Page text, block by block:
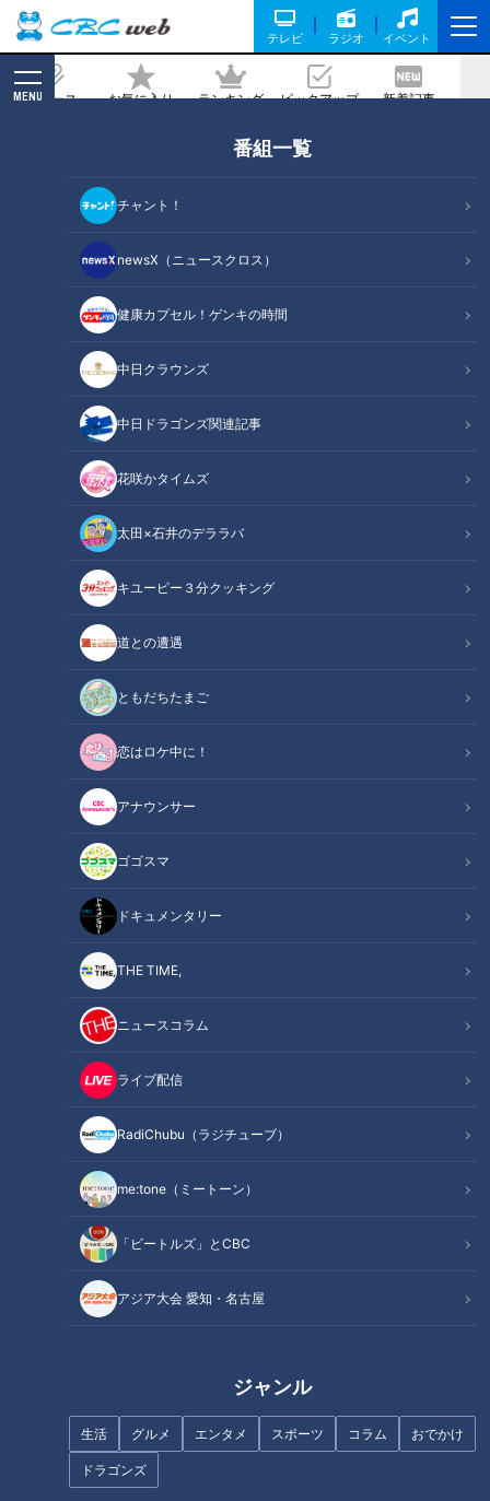
テレビ ラジオ イベント
ニュース お気に入り ランキング ピックアップ 新着記事
MENU
番組一覧
チャント！
newsX（ニュースクロス）
健康カプセル！ゲンキの時間
中日クラウンズ
中日ドラゴンズ関連記事
花咲かタイムズ
太田×石井のデララバ
キユーピー３分クッキング
道との遭遇
ともだちたまご
恋はロケ中に！
アナウンサー
ゴゴスマ
ドキュメンタリー
THE TIME,
ニュースコラム
ライブ配信
RadiChubu（ラジチューブ）
me:tone（ミートーン）
「ビートルズ」とCBC
アジア大会 愛知・名古屋
ジャンル
生活 グルメ エンタメ スポーツ コラム おでかけ
ドラゴンズ
けの「お菓子の城」の今に迫る！
記事に戻る
この記事の画像（全13枚）
記事に戻る
この記事を見たあなたへのおすすめ
れるツリーハウスも…東海の最
新“絶景スポット”とは
まるで氷の宮殿！自然が作り出
予報士激推しの“冬の絶景スポッ
ト”とは